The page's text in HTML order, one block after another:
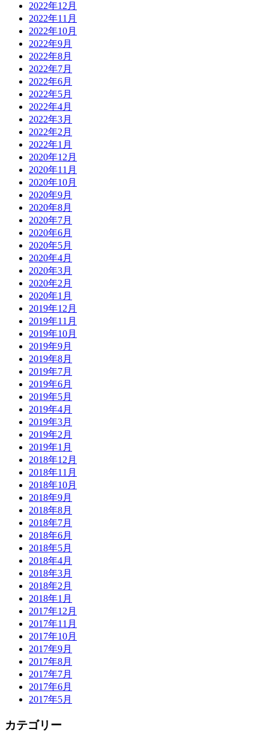
2022年12月
2022年11月
2022年10月
2022年9月
2022年8月
2022年7月
2022年6月
2022年5月
2022年4月
2022年3月
2022年2月
2022年1月
2020年12月
2020年11月
2020年10月
2020年9月
2020年8月
2020年7月
2020年6月
2020年5月
2020年4月
2020年3月
2020年2月
2020年1月
2019年12月
2019年11月
2019年10月
2019年9月
2019年8月
2019年7月
2019年6月
2019年5月
2019年4月
2019年3月
2019年2月
2019年1月
2018年12月
2018年11月
2018年10月
2018年9月
2018年8月
2018年7月
2018年6月
2018年5月
2018年4月
2018年3月
2018年2月
2018年1月
2017年12月
2017年11月
2017年10月
2017年9月
2017年8月
2017年7月
2017年6月
2017年5月
カテゴリー